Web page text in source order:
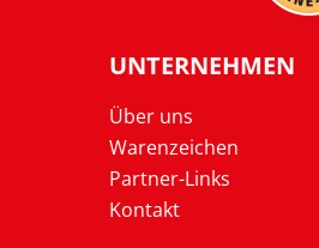
UNTERNEHMEN
Über uns
Warenzeichen
Partner-Links
Kontakt